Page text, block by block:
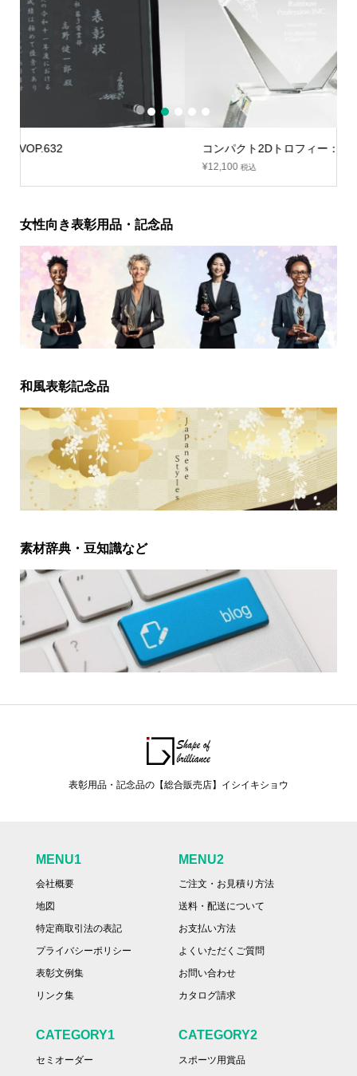
コンパクト2Dトロフィー：VOT.285、VOT.286
1 2 3 4 5
女性向き表彰用品・記念品
和風表彰記念品
素材辞典・豆知識など
表彰用品・記念品の【総合販売店】イシイキショウ
MENU1
会社概要
地図
特定商取引法の表記
プライバシーポリシー
表彰文例集
リンク集
MENU2
ご注文・お見積り方法
送料・配送について
お支払い方法
よくいただくご質問
お問い合わせ
カタログ請求
CATEGORY1
セミオーダー
CATEGORY2
スポーツ用賞品